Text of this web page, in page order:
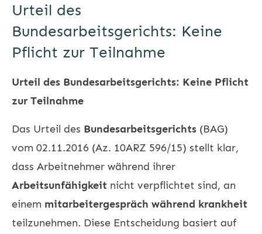
Urteil des
Bundesarbeitsgerichts: Keine
Pflicht zur Teilnahme
Urteil des Bundesarbeitsgerichts: Keine Pflicht
zur Teilnahme
Das Urteil des Bundesarbeitsgerichts (BAG)
vom 02.11.2016 (Az. 10ARZ 596/15) stellt klar,
dass Arbeitnehmer während ihrer
Arbeitsunfähigkeit nicht verpflichtet sind, an
einem mitarbeitergespräch während krankheit
teilzunehmen. Diese Entscheidung basiert auf